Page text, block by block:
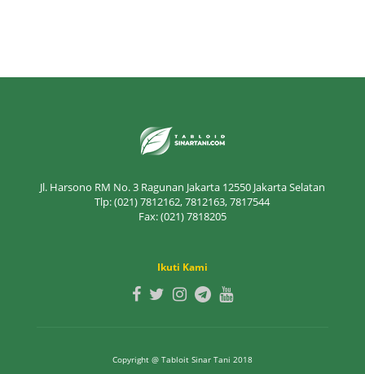
Jl. Harsono RM No. 3 Ragunan Jakarta 12550 Jakarta Selatan
Tlp: (021) 7812162, 7812163, 7817544
Fax: (021) 7818205
Ikuti Kami
Copyright @ Tabloit Sinar Tani 2018